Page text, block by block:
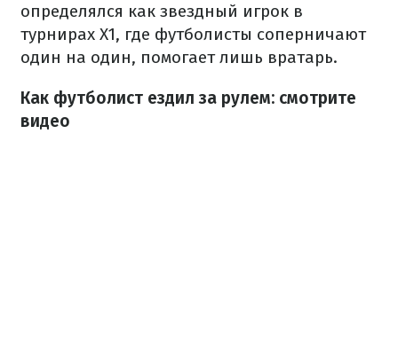
определялся как звездный игрок в
турнирах X1, где футболисты соперничают
один на один, помогает лишь вратарь.
Как футболист ездил за рулем: смотрите
видео